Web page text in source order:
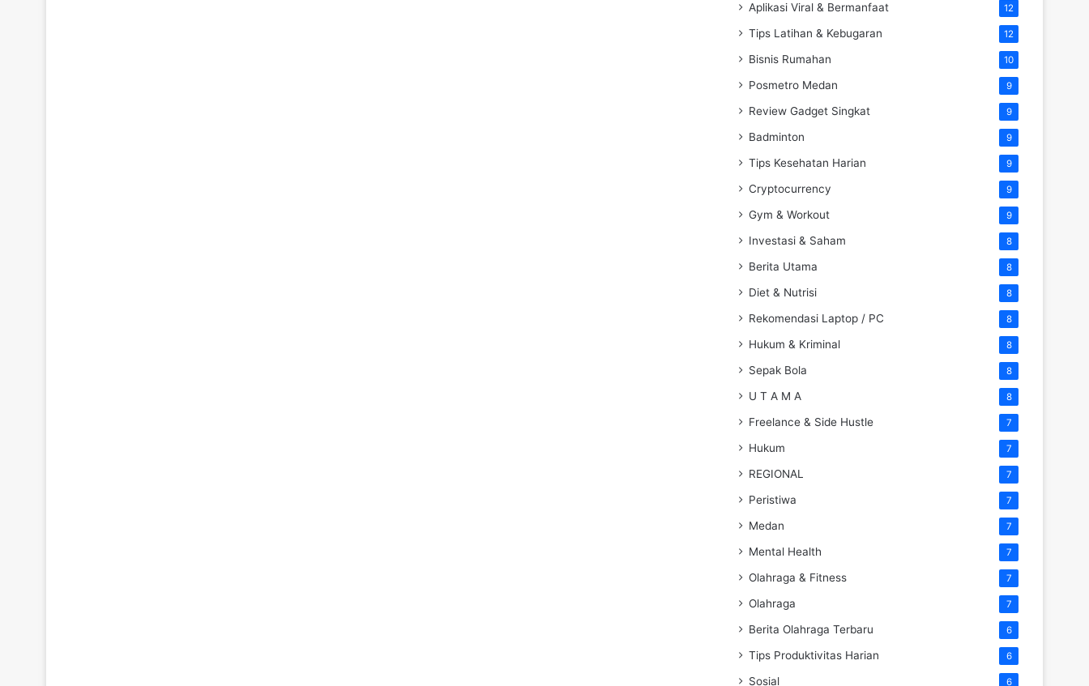
Aplikasi Viral & Bermanfaat 12
Tips Latihan & Kebugaran 12
Bisnis Rumahan 10
Posmetro Medan 9
Review Gadget Singkat 9
Badminton 9
Tips Kesehatan Harian 9
Cryptocurrency 9
Gym & Workout 9
Investasi & Saham 8
Berita Utama 8
Diet & Nutrisi 8
Rekomendasi Laptop / PC 8
Hukum & Kriminal 8
Sepak Bola 8
U T A M A 8
Freelance & Side Hustle 7
Hukum 7
REGIONAL 7
Peristiwa 7
Medan 7
Mental Health 7
Olahraga & Fitness 7
Olahraga 7
Berita Olahraga Terbaru 6
Tips Produktivitas Harian 6
Sosial 6